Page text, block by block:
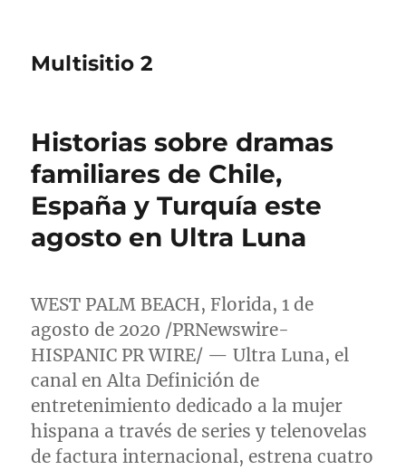
Multisitio 2
Historias sobre dramas
familiares de Chile,
España y Turquía este
agosto en Ultra Luna
WEST PALM BEACH, Florida, 1 de
agosto de 2020 /PRNewswire-
HISPANIC PR WIRE/ — Ultra Luna, el
canal en Alta Definición de
entretenimiento dedicado a la mujer
hispana a través de series y telenovelas
de factura internacional, estrena cuatro